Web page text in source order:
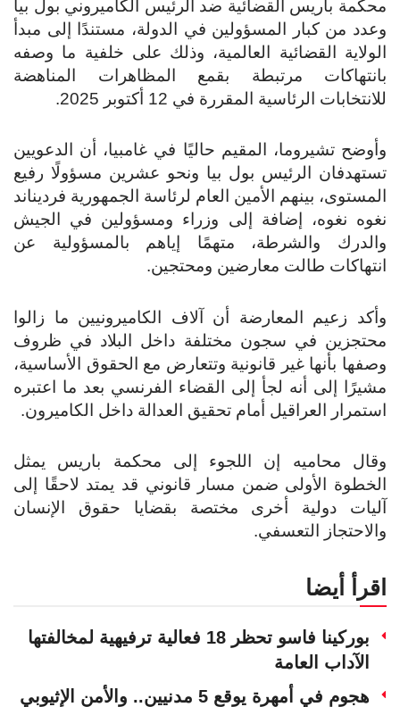
محكمة باريس القضائية ضد الرئيس الكاميروني بول بيا
وعدد من كبار المسؤولين في الدولة، مستندًا إلى مبدأ
الولاية القضائية العالمية، وذلك على خلفية ما وصفه
بانتهاكات مرتبطة بقمع المظاهرات المناهضة
للانتخابات الرئاسية المقررة في 12 أكتوبر 2025.
وأوضح تشيروما، المقيم حاليًا في غامبيا، أن الدعويين
تستهدفان الرئيس بول بيا ونحو عشرين مسؤولًا رفيع
المستوى، بينهم الأمين العام لرئاسة الجمهورية فرديناند
نغوه نغوه، إضافة إلى وزراء ومسؤولين في الجيش
والدرك والشرطة، متهمًا إياهم بالمسؤولية عن
انتهاكات طالت معارضين ومحتجين.
وأكد زعيم المعارضة أن آلاف الكاميرونيين ما زالوا
محتجزين في سجون مختلفة داخل البلاد في ظروف
وصفها بأنها غير قانونية وتتعارض مع الحقوق الأساسية،
مشيرًا إلى أنه لجأ إلى القضاء الفرنسي بعد ما اعتبره
استمرار العراقيل أمام تحقيق العدالة داخل الكاميرون.
وقال محاميه إن اللجوء إلى محكمة باريس يمثل
الخطوة الأولى ضمن مسار قانوني قد يمتد لاحقًا إلى
آليات دولية أخرى مختصة بقضايا حقوق الإنسان
والاحتجاز التعسفي.
اقرأ أيضا
بوركينا فاسو تحظر 18 فعالية ترفيهية لمخالفتها
الآداب العامة
هجوم في أمهرة يوقع 5 مدنيين.. والأمن الإثيوبي